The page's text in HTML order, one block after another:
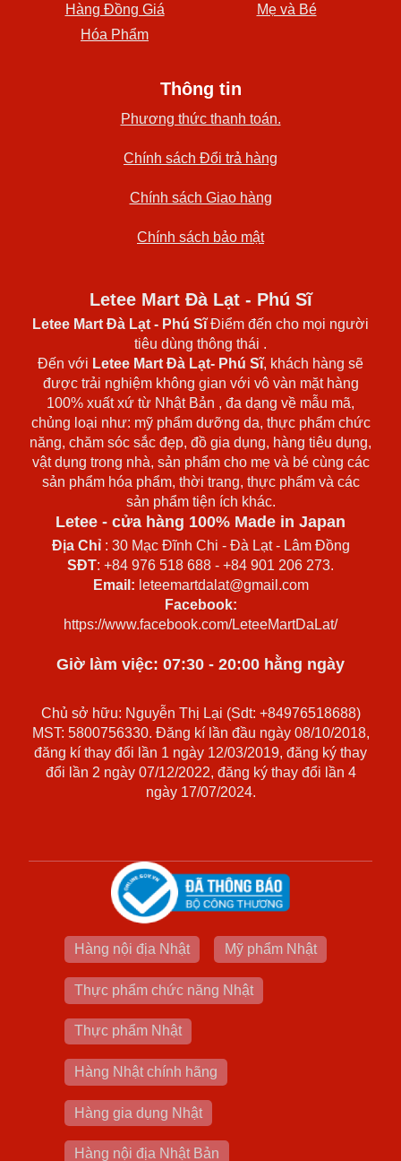
Hàng Đồng Giá
Mẹ và Bé
Hóa Phẩm
Thông tin
Phương thức thanh toán.
Chính sách Đổi trả hàng
Chính sách Giao hàng
Chính sách bảo mật
Letee Mart Đà Lạt - Phú Sĩ
Letee Mart Đà Lạt - Phú SĩĐiểm đến cho mọi người
tiêu dùng thông thái .
Đến với Letee Mart Đà Lạt- Phú Sĩ, khách hàng sẽ
được trải nghiệm không gian với vô vàn mặt hàng
100% xuất xứ từ Nhật Bản , đa dạng về mẫu mã,
chủng loại như: mỹ phẩm dưỡng da, thực phẩm chức
năng, chăm sóc sắc đẹp, đồ gia dụng, hàng tiêu dụng,
vật dụng trong nhà, sản phẩm cho mẹ và bé cùng các
sản phẩm hóa phẩm, thời trang, thực phẩm và các
sản phẩm tiện ích khác.
Letee - cửa hàng 100% Made in Japan
Địa Chỉ: 30 Mạc Đĩnh Chi - Đà Lạt - Lâm Đồng
SĐT: +84 976 518 688 - +84 901 206 273.
Email: leteemartdalat@gmail.com
Facebook:
https://www.facebook.com/LeteeMartDaLat/
Giờ làm việc: 07:30 - 20:00 hằng ngày
Chủ sở hữu: Nguyễn Thị Lại (Sdt: +84976518688)
MST: 5800756330. Đăng kí lần đầu ngày 08/10/2018,
đăng kí thay đổi lần 1 ngày 12/03/2019, đăng ký thay
đổi lần 2 ngày 07/12/2022, đăng ký thay đổi lần 4
ngày 17/07/2024.
Hàng nội địa Nhật Mỹ phẩm Nhật
Thực phẩm chức năng Nhật
Thực phẩm Nhật
Hàng Nhật chính hãng
Hàng gia dụng Nhật
Hàng nội địa Nhật Bản